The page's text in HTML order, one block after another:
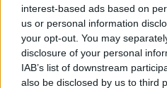
interest-based ads based on
us or personal information
your opt-out. You may
disclosure of your personal
IAB’s list of downstream
also be disclosed by us to third